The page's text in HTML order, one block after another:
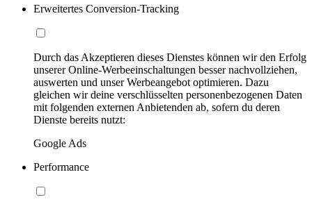
Erweitertes Conversion-Tracking
Durch das Akzeptieren dieses Dienstes können wir den Erfolg
unserer Online-Werbeeinschaltungen besser nachvollziehen,
auswerten und unser Werbeangebot optimieren. Dazu
gleichen wir deine verschlüsselten personenbezogenen Daten
mit folgenden externen Anbietenden ab, sofern du deren
Dienste bereits nutzt:
Google Ads
Performance